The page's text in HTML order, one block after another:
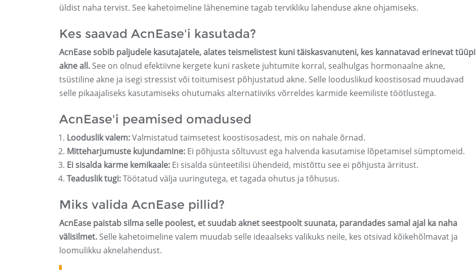
üldist naha tervist. See kahetoimeline lähenemine tagab tervikliku lahenduse akne ohjamiseks.
Kes saavad AcnEase'i kasutada?
AcnEase sobib paljudele kasutajatele, alates teismelistest kuni täiskasvanuteni, kes kannatavad erinevat tüüpi
akne all. See on olnud efektiivne kergete kuni raskete juhtumite korral, sealhulgas hormonaalne akne,
tsüstiline akne ja isegi stressist või toitumisest põhjustatud akne. Selle looduslikud koostisosad muudavad
selle pikaajaliseks kasutamiseks ohutumaks alternatiiviks võrreldes karmide keemiliste töötlustega.
AcnEase'i peamised omadused
Looduslik valem:Valmistatud taimsetest koostisosadest, mis on nahale õrnad.
Mitteharjumuste kujundamine: Ei põhjusta sõltuvust ega halvenda kasutamise lõpetamisel sümptomeid.
Ei sisalda karme kemikaale: Ei sisalda sünteetilisi ühendeid, mistõttu see ei põhjusta ärritust.
Teaduslik tugi:Töötatud välja uuringutega, et tagada ohutus ja tõhusus.
Miks valida AcnEase pillid?
AcnEase paistab silma selle poolest, et suudab aknet seestpoolt suunata, parandades samal ajal ka naha
välisilmet. Selle kahetoimeline valem muudab selle ideaalseks valikuks neile, kes otsivad kõikehõlmavat ja
loomulikku aknelahendust.